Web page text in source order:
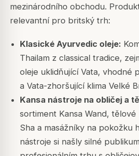
mezinárodního obchodu.
relevantní pro britský trh:
Klasické Ayurvedic oleje:
Thailam z classical tradice,
oleje uklidňující Vata, vhodné
a Vata-zhoršující klima Velké
Kansa nástroje na obličej a
sortiment Kansa Wand, tělové
Sha a masážníky na pokožku
nástroje si našly silné